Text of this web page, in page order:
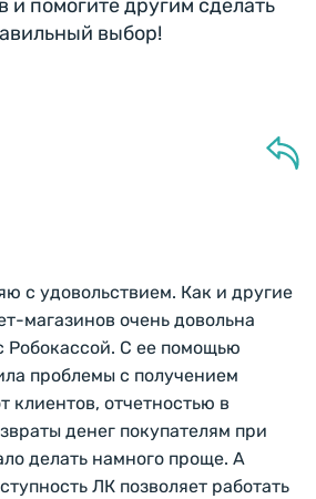
и помогите другим сделать
выбор!
с удовольствием. Как и другие
магазинов очень довольна
Робокассой. С ее помощью
проблемы с получением
клиентов, отчетностью в
денег покупателям при
делать намного проще. А
ЛК позволяет работать